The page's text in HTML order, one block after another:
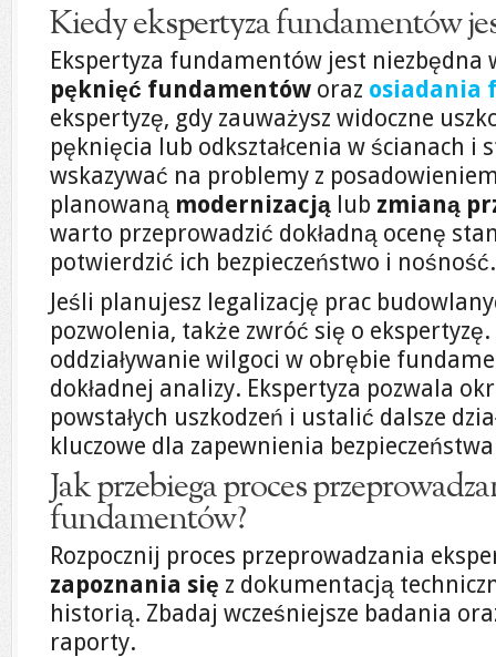
Kiedy ekspertyza fundamentów
Ekspertyza fundamentów jest niezbędna
pęknięć fundamentów oraz osiadania
ekspertyzę, gdy zauważysz widoczne
pęknięcia lub odkształcenia w ścianach i
wskazywać na problemy z
planowaną modernizacją lub zmianą
warto przeprowadzić dokładną ocenę
potwierdzić ich bezpieczeństwo i nośność.
Jeśli planujesz legalizację prac
pozwolenia, także zwróć się o ekspertyzę.
oddziaływanie wilgoci w obrębie
dokładnej analizy. Ekspertyza pozwala
powstałych uszkodzeń i ustalić dalsze
kluczowe dla zapewnienia
Jak przebiega proces
fundamentów?
Rozpocznij proces przeprowadzania
zapoznania się z dokumentacją
historią. Zbadaj wcześniejsze badania
raporty.